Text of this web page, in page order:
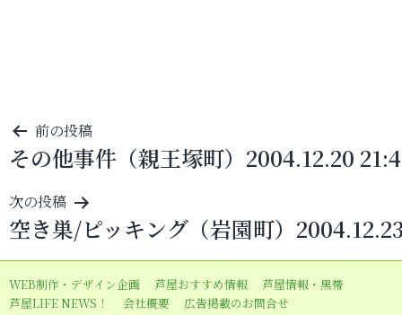
投
稿
ナ
ビ
ゲ
ー
シ
前の投稿
その他事件（親王塚町）2004.12.20
次の投稿
空き巣/ピッキング（岩園町）
WEB制作・デザイン企画 芦屋おすすめ情報
芦屋情報・黒帯
芦屋LIFE NEWS！
会社概要 広告掲載のお問合せ